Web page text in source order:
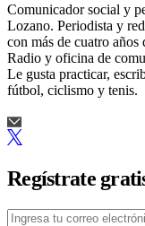
Comunicador social y
Lozano. Periodista y
con más de cuatro
Radio y oficina de
Le gusta practicar,
fútbol, ciclismo y tenis.
Regístrate